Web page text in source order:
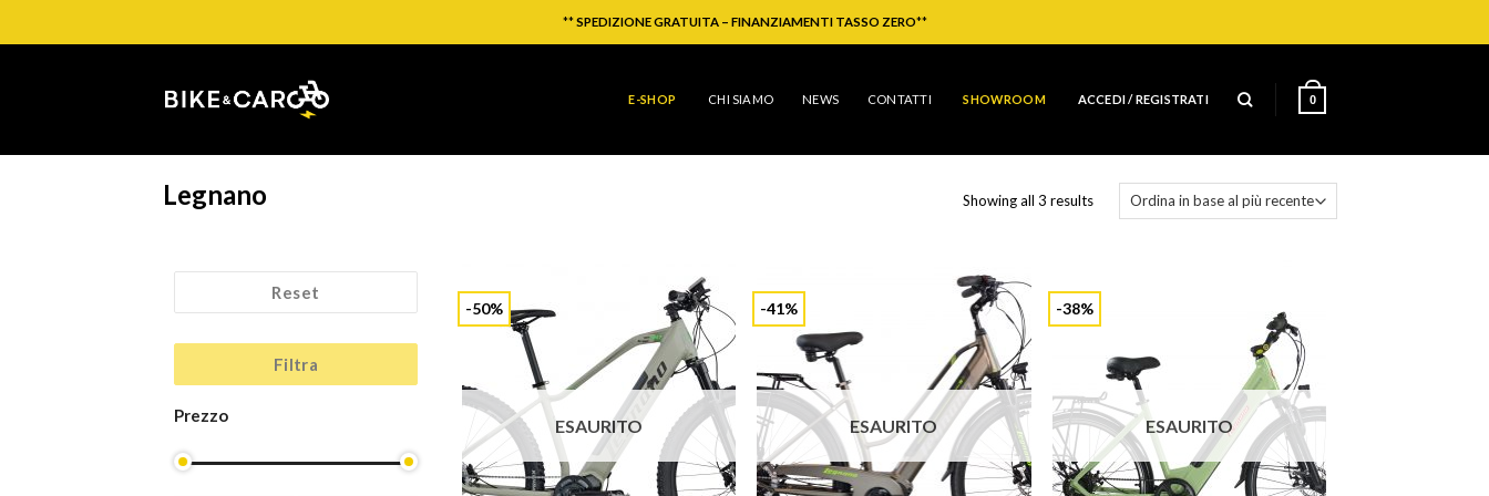
ai
**SPEDIZIONE GRATUITA – FINANZIAMENTI TASSO ZERO**
E-SHOP CHI SIAMO NEWS CONTATTI SHOWROOM ACCEDI / REGISTRATI 0
Legnano Showing all 3 results
Reset
Filtra
Prezzo
-50%
ESAURITO
-41%
ESAURITO
-38%
ESAURITO